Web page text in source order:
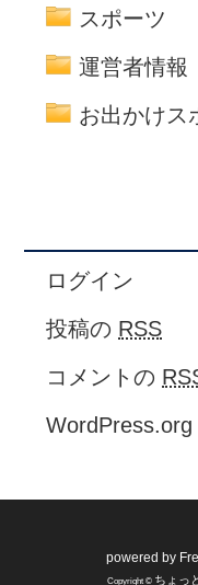
スポーツ
運営者情報
お出かけス
ログイン
投稿の RSS
コメントの
WordPress.org
powered by
Copyright © ちょっ